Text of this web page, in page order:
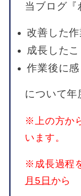
当ブログ『
改善した作
成長したこ
作業後に
について年
※上の方か
います。
※成長過程
月5日 から